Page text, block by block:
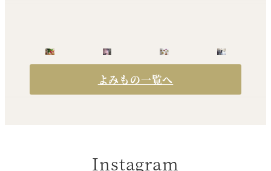
よみもの一覧へ
Instagram